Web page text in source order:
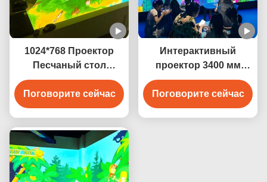
1024*768 Проектор
Песчаный стол
Интерактивная
проекционная игра
3400 люмен
Поговорите сейчас
Интерактивный
проектор 3400 мм
игровая система
Магическая живопись
для детей
Поговорите сейчас